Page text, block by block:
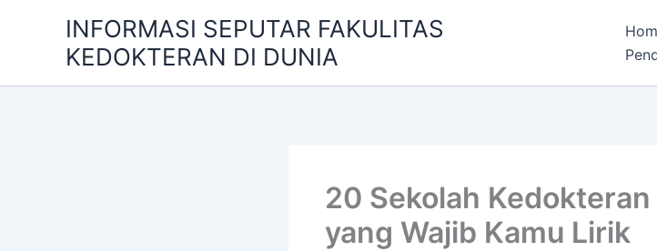
INFORMASI SEPUTAR FAKULITAS
KEDOKTERAN DI DUNIA
20 Sekolah
yang Wajib Kamu Lirik